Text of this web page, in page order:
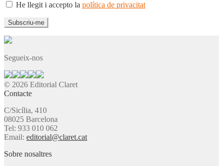
He llegit i accepto la política de privacitat
Segueix-nos
© 2026 Editorial Claret
Contacte
C/Sicília, 410
08025 Barcelona
Tel: 933 010 062
Email: editorial@claret.cat
Sobre nosaltres